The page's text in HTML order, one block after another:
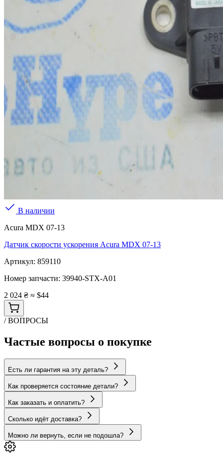
В наличии
Acura MDX 07-13
Датчик скорости ускорения Acura MDX 07-13
Артикул: 859110
Номер запчасти: 39940-STX-A01
2 024 ₴ ≈ $44
/ ВОПРОСЫ
Частые вопросы о покупке
Есть ли гарантия на эту деталь?
Как проверяется состояние детали?
Как заказать и оплатить?
Сколько идёт доставка?
Можно ли вернуть, если не подошла?